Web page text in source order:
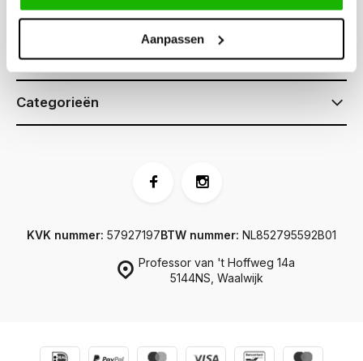
Aanpassen
Klantenservice
Informatie
Categorieën
Professor van 't Hoffweg 14a
5144NS, Waalwijk
KVK nummer: 57927197BTW nummer: NL852795592B01